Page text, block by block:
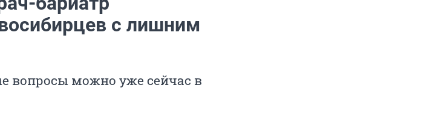
с лишним
вопросы можно уже сейчас в